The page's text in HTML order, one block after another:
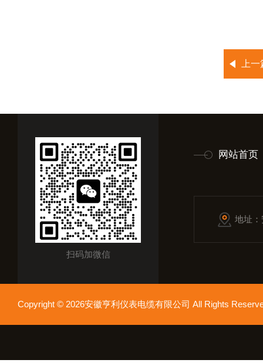
上
扫码加微信
网站首页
地址
Copyright © 2026安徽亨利仪表电缆有限公司 All Rights